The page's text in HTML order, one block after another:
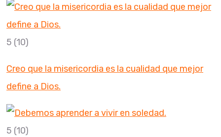
5 (10)
Creo que la misericordia es la cualidad que mejor
define a Dios.
5 (10)